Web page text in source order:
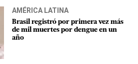
AMÉRICA LATINA
Brasil registró por primera vez más
de mil muertes por dengue en un
año